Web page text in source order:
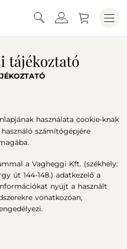
tájékoztató
használata cookie-knak
számítógépjére
a Vagheggi Kft. (székhely:
út 144-148.) adatkezelő a
nyújt a használt
vonatkozóan,